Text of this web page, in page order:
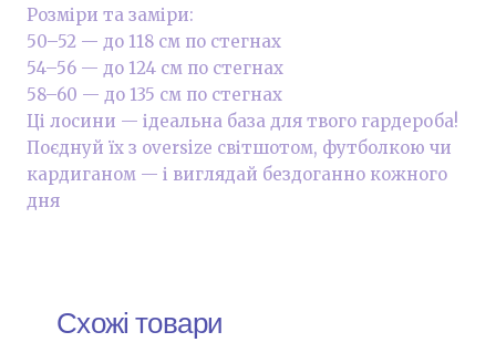
Розміри та заміри:
50–52 — до 118 см по стегнах
54–56 — до 124 см по стегнах
58–60 — до 135 см по стегнах
Ці лосини — ідеальна база для твого гардероба!
Поєднуй їх з oversize світшотом, футболкою чи
кардиганом — і виглядай бездоганно кожного
дня
Схожі товари